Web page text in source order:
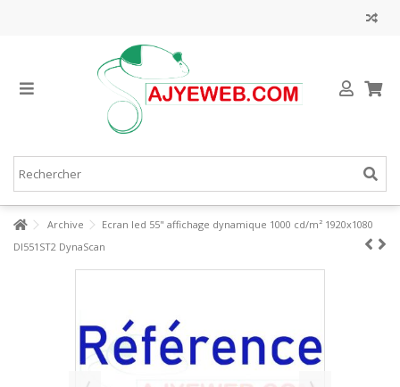
Archive
Ecran led 55" affichage dynamique 1000 cd/m² 1920x1080
DI551ST2 DynaScan